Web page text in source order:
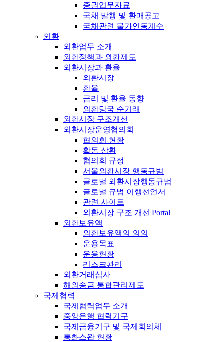
증권업무자료
국채 발행 및 환매공고
국채관련 물가연동계수
외환
외환업무 소개
외환정책과 외환제도
외환시장과 환율
외환시장
환율
금리 및 환율 동향
외환당국 순거래
외환시장 구조개선
외환시장운영협의회
협의회 현황
활동 상황
협의회 규정
서울외환시장 행동규범
글로벌 외환시장행동규범
글로벌 규범 이행선언서
관련 사이트
외환시장 구조 개선 Portal
외환보유액
외환보유액의 의의
운용목표
운용현황
리스크관리
외환거래심사
해외송금 통합관리제도
국제협력
국제협력업무 소개
중앙은행 협력기구
국제금융기구 및 국제회의체
통화스왑 현황